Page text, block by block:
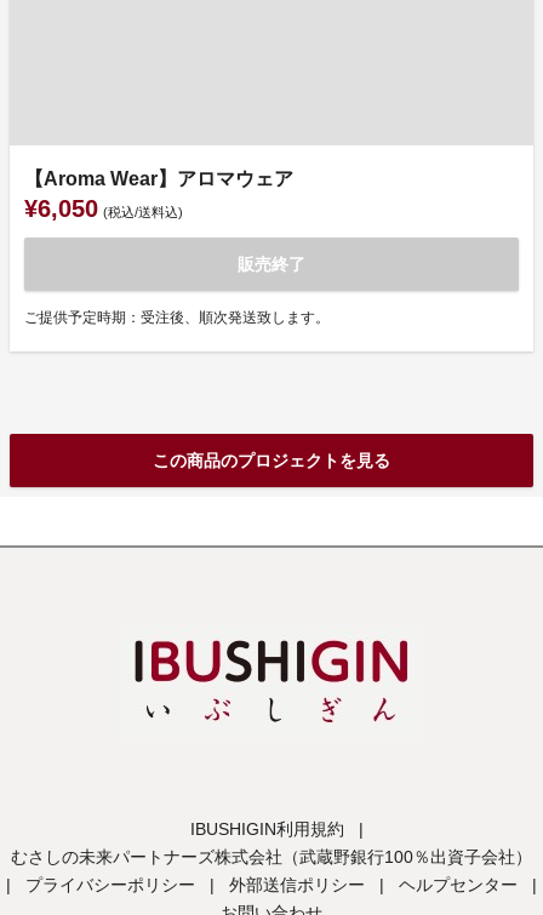
【Aroma Wear】アロマウェア
¥6,050 (税込/送料込)
販売終了
ご提供予定時期：受注後、順次発送致します。
この商品のプロジェクトを見る
IBUSHIGIN利用規約
|
むさしの未来パートナーズ株式会社（武蔵野銀行100％出資子会社）
|
プライバシーポリシー | 外部送信ポリシー | ヘルプセンター
|